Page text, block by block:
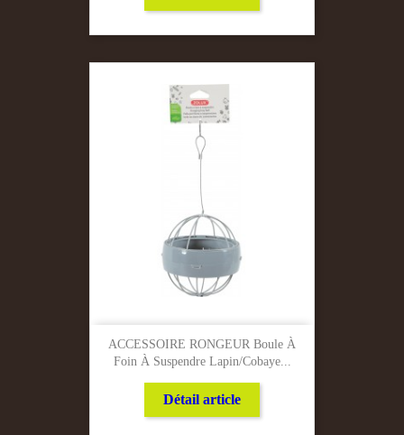
ACCESSOIRE RONGEUR Boule À
Foin À Suspendre Lapin/Cobaye...
Détail article